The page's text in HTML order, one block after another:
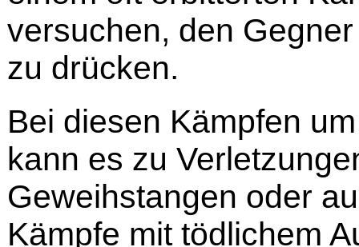
versuchen, den
zu drücken.
Bei diesen Kämpfen
kann es zu
Geweihstangen oder
Kämpfe mit tödlichem